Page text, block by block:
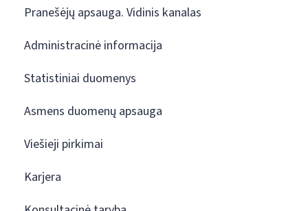
Pranešėjų apsauga. Vidinis kanalas
Administracinė informacija
Statistiniai duomenys
Asmens duomenų apsauga
Viešieji pirkimai
Karjera